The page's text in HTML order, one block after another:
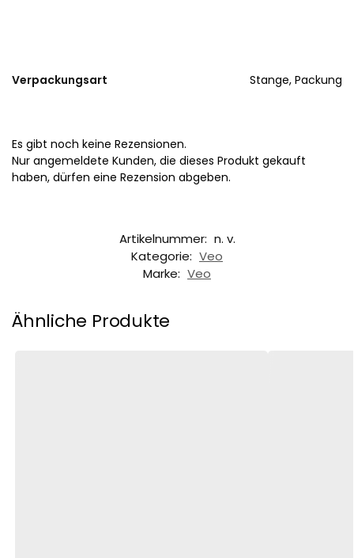
Verpackungsart Stange, Packung
Es gibt noch keine Rezensionen.
Nur angemeldete Kunden, die dieses Produkt gekauft
haben, dürfen eine Rezension abgeben.
Artikelnummer: n. v.
Kategorie: Veo
Marke: Veo
Ähnliche Produkte